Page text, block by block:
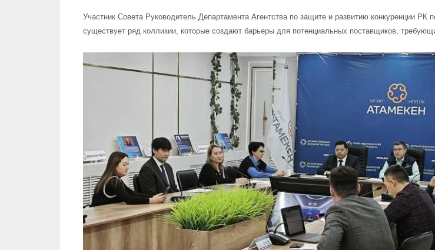
Участник Совета Руководитель Департамента Агентства по защите и развитию конкуренции
существует ряд коллизии, которые создают барьеры для потенциальных поставщиков,